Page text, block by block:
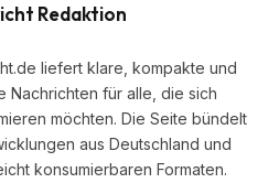
Redaktion
liefert klare, kompakte und
Nachrichten für alle, die sich
möchten. Die Seite bündelt
aus Deutschland und
konsumierbaren Formaten.